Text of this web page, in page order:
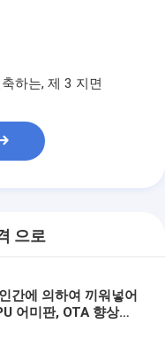
하는, 제 3 지면
으로
간에 의하여 끼워넣어
어미판, OTA 향상